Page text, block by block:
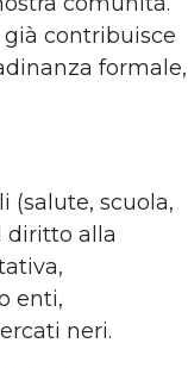
contribuisce
formale,
(salute, scuola,
diritto alla
enti,
neri.